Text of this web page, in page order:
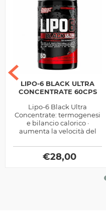
LIPO-6 BLACK ULTRA
CONCENTRATE 60CPS
Lipo-6 Black Ultra
Concentrate: termogenesi
e bilancio calorico ·
aumenta la velocità del
incrementando così il
dispendio calorico a...
€28,00